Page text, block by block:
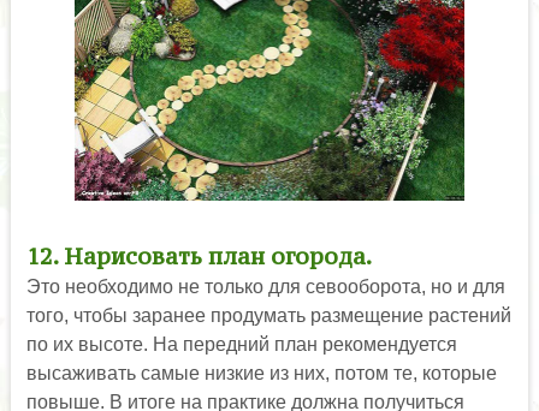
12. Нарисовать план огорода.
Это необходимо не только для севооборота, но и для
того, чтобы заранее продумать размещение растений
по их высоте. На передний план рекомендуется
высаживать самые низкие из них, потом те, которые
повыше. В итоге на практике должна получиться